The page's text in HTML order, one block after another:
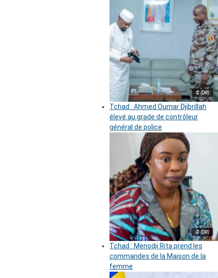
© (DR)
Tchad : Ahmed Oumar Djibrillah
élevé au grade de contrôleur
général de police
© (DR)
Tchad : Menodji Rita prend les
commandes de la Maison de la
femme